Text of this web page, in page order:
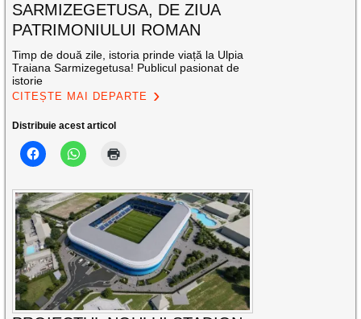
SARMIZEGETUSA, DE ZIUA
PATRIMONIULUI ROMAN
Timp de două zile, istoria prinde viață la Ulpia
Traiana Sarmizegetusa! Publicul pasionat de
istorie
CITEȘTE MAI DEPARTE
Distribuie acest articol